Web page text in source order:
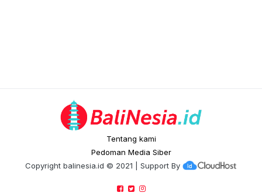
Tentang kami
Pedoman Media Siber
Copyright balinesia.id © 2021 | Support By